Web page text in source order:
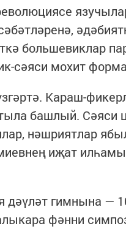
большевиклар
сәяси мохит
Караш-
башлый. Сәяси
нәшриятлар
иҗат илһамы
дәүләт гимнына —
фәнни